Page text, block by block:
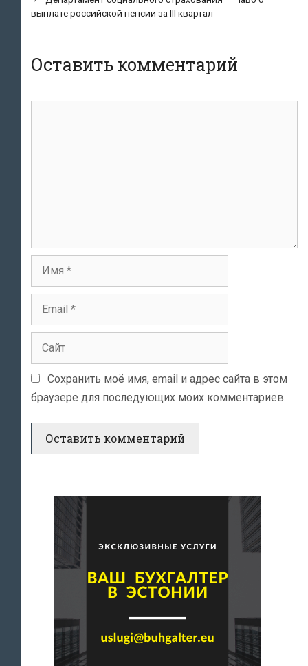
выплате российской пенсии за III квартал
Оставить комментарий
Сохранить моё имя, email и адрес сайта в этом
браузере для последующих моих комментариев.